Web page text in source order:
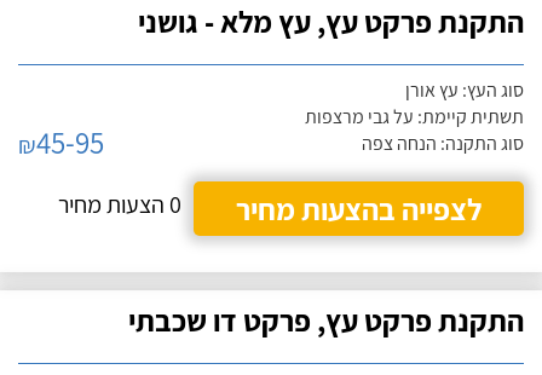
התקנת פרקט עץ, עץ מלא - גושני
סוג העץ: עץ אורן
תשתית קיימת: על גבי מרצפות
סוג התקנה: הנחה צפה
₪45-95
לצפייה בהצעות מחיר
0 הצעות מחיר
התקנת פרקט עץ, פרקט דו שכבתי